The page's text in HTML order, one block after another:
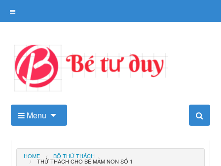
Kho tài liệu tư duy cho trẻ
Menu
HOME BỘ THỬ THÁCH
THỬ THÁCH CHO BÉ MẦM NON SỐ 1